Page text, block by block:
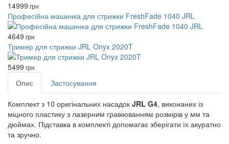
14999 грн
Професійна машинка для стрижки FreshFade 1040 JRL
4649 грн
Тример для стрижки JRL Onyx 2020T
5499 грн
Опис Застосування
Комплект з 10 оригінальних насадок JRL G4, виконаних із
міцного пластику з лазерним гравіюванням розмірів у мм та
дюймах. Підставка в комплекті допомагає зберігати їх акуратно
та зручно.